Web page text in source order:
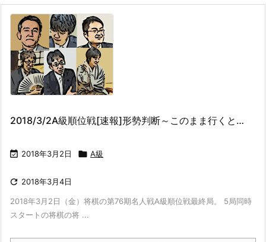
2018/3/2A級順位戦[速報]形勢判断～このまま行くと…
 2018年3月2日  A級
 2018年3月4日
2018年3月2日（金）将棋の第76期名人戦A級順位戦最終局。 5局同時
スタートの将棋の将 ...